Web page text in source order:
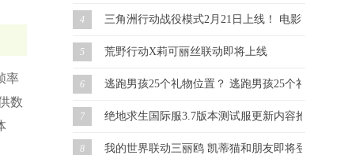
率
数
4 三角洲行动战役模式2月21日上线！ 电影改编 虚
5 荒野行动X莉可丽丝联动即将上线
6 逃跑男孩25个礼物位置？ 逃跑男孩25个礼物怎么
7 绝地求生国际服3.7版本测试服更新内容抢先看！
8 我的世界联动三丽鸥 凯蒂猫和朋友即将登场！